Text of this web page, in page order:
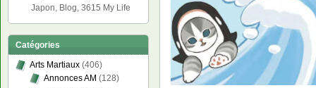
Japon, Blog, 3615 My Life
Catégories
Arts Martiaux (406)
Annonces AM (128)